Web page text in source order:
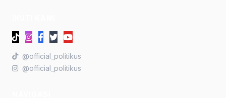
@official_politikus
@official_politikus